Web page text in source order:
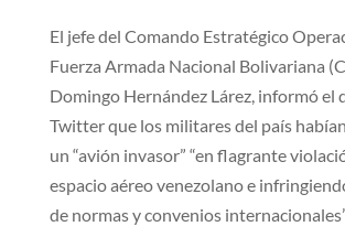
El jefe del Comando Estratégico
Fuerza Armada Nacional Bolivariana
Domingo Hernández Lárez, informó el
Twitter que los militares del país
un “avión invasor” “en flagrante
espacio aéreo venezolano e
de normas y convenios